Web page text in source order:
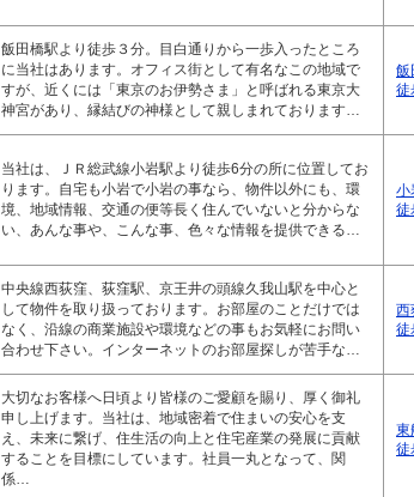
飯田橋駅より徒歩３分。目白通りから一歩入ったところ
に当社はあります。オフィス街として有名なこの地域で
すが、近くには「東京のお伊勢さま」と呼ばれる東京大
神宮があり、縁結びの神様として親しまれております…
飯
徒
当社は、ＪＲ総武線小岩駅より徒歩6分の所に位置してお
ります。自宅も小岩で小岩の事なら、物件以外にも、環
境、地域情報、交通の便等長く住んでいないと分からな
い、あんな事や、こんな事、色々な情報を提供できる…
小
徒
中央線西荻窪、荻窪駅、京王井の頭線久我山駅を中心と
して物件を取り扱っております。お部屋のことだけでは
なく、沿線の商業施設や環境などの事もお気軽にお問い
合わせ下さい。インターネットのお部屋探しが苦手な…
西
徒
大切なお客様へ日頃より皆様のご愛顧を賜り、厚く御礼
申し上げます。当社は、地域密着で住まいの安心を支
え、未来に繋げ、住生活の向上と住宅産業の発展に貢献
することを目標にしています。社員一丸となって、関
係…
東
徒